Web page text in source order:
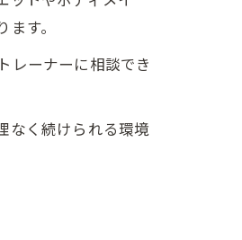
す。
レーナーに相談でき
なく続けられる環境